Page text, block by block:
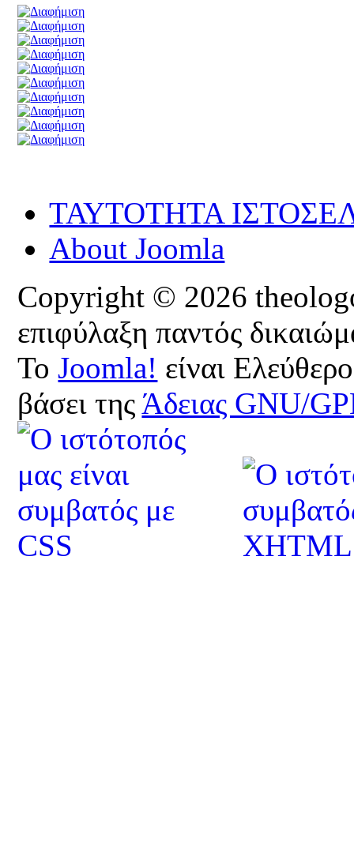
ΤΑΥΤΟΤΗΤΑ
About Joomla
Copyright © 2026
επιφύλαξη παντός
ΤοJoomla! είναι
βάσει της Άδειας GNU/